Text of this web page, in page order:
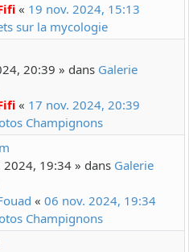
« 19 nov. 2024, 15:13
sur la mycologie
20:39 » dans Galerie
« 17 nov. 2024, 20:39
Champignons
2024, 19:34 » dans Galerie
« 06 nov. 2024, 19:34
Champignons